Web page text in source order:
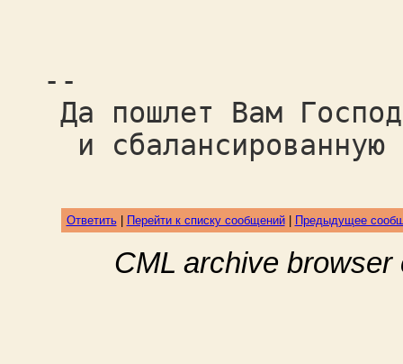
--
Да пошлет Вам
и сбалансированную
Ответить| Перейти к списку сообщений| Предыдущее
CML archive